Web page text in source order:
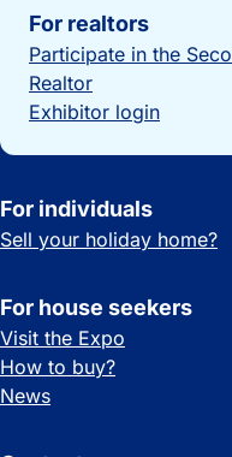
For realtors
Participate in the
Realtor
Exhibitor login
For individuals
Sell your holiday home?
For house seekers
Visit the Expo
How to buy?
News